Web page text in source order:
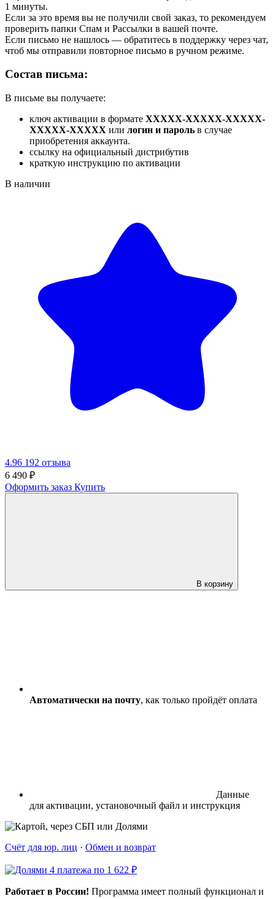
1 минуты.
Если за это время вы не получили свой заказ, то рекомендуем
проверить папки Спам и Рассылки в вашей почте.
Если письмо не нашлось — обратитесь в поддержку через чат,
чтоб мы отправили повторное письмо в ручном режиме.
Состав письма:
В письме вы получаете:
ключ активации в формате XXXXX-XXXXX-XXXXX-
XXXXX-XXXXX или логин и пароль в случае
приобретения аккаунта.
ссылку на официальный дистрибутив
краткую инструкцию по активации
В наличии
4.96 192 отзыва
6 490 ₽
Оформить заказ Купить
В корзину
Автоматически на почту, как только пройдёт оплата
Данные
для активации, установочный файл и инструкция
Счёт для юр. лиц · Обмен и возврат
4 платежа по 1 622 ₽
Работает в России! Программа имеет полный функционал и